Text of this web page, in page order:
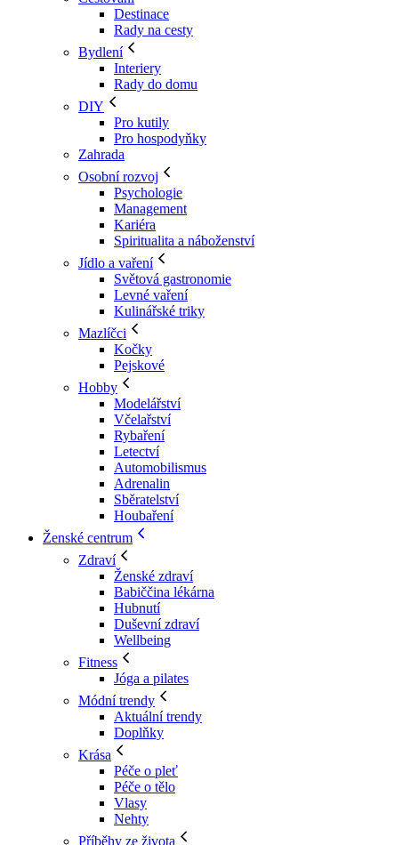
Destinace
Rady na cesty
Bydlení
Interiery
Rady do domu
DIY
Pro kutily
Pro hospodyňky
Zahrada
Osobní rozvoj
Psychologie
Management
Kariéra
Spiritualita a náboženství
Jídlo a vaření
Světová gastronomie
Levné vaření
Kulinářské triky
Mazlíčci
Kočky
Pejskové
Hobby
Modelářství
Včelařství
Rybaření
Letectví
Automobilismus
Adrenalin
Sběratelství
Houbaření
Ženské centrum
Zdraví
Ženské zdraví
Babiččina lékárna
Hubnutí
Duševní zdraví
Wellbeing
Fitness
Jóga a pilates
Módní trendy
Aktuální trendy
Doplňky
Krása
Péče o pleť
Péče o tělo
Vlasy
Nehty
Příběhy ze života